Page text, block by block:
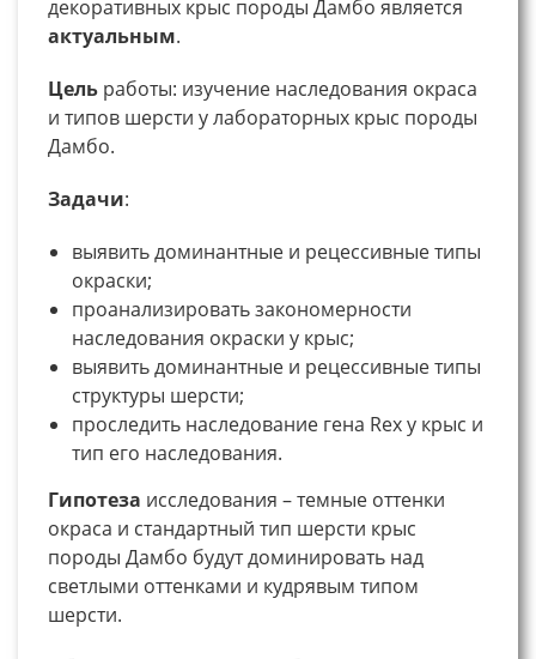
декоративных крыс породы Дамбо является
актуальным.
Цель работы: изучение наследования окраса
и типов шерсти у лабораторных крыс породы
Дамбо.
Задачи:
выявить доминантные и рецессивные типы
окраски;
проанализировать закономерности
наследования окраски у крыс;
выявить доминантные и рецессивные типы
структуры шерсти;
проследить наследование гена Rex у крыс и
тип его наследования.
Гипотеза исследования – темные оттенки
окраса и стандартный тип шерсти крыс
породы Дамбо будут доминировать над
светлыми оттенками и кудрявым типом
шерсти.